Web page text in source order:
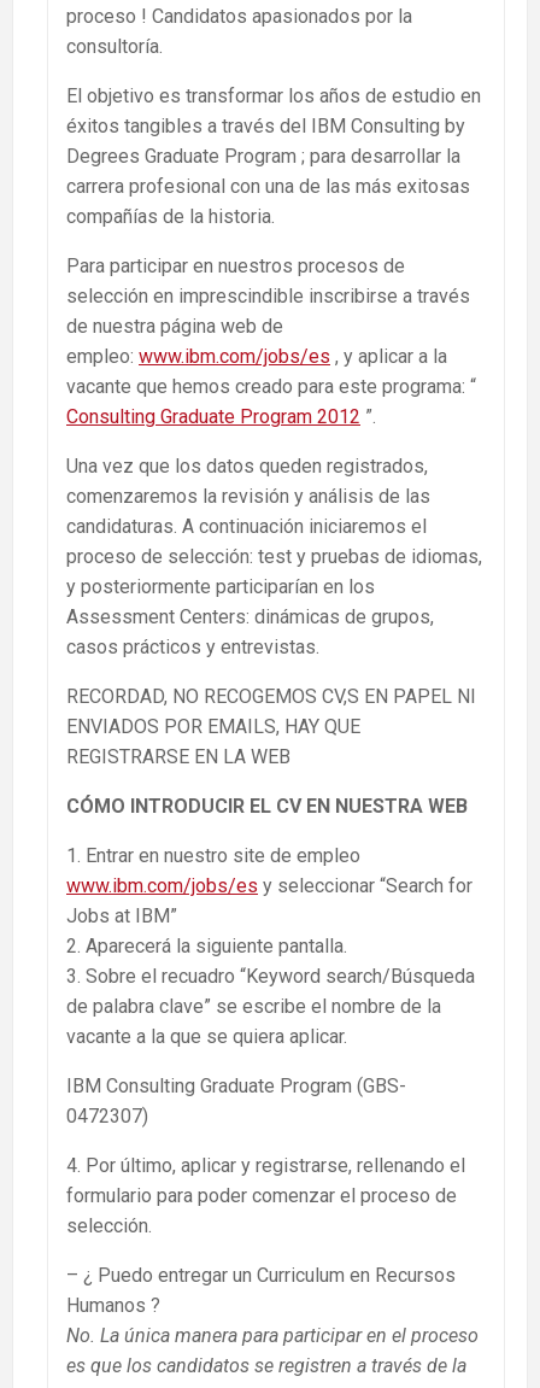
proceso ! Candidatos apasionados por la
consultoría.
El objetivo es transformar los años de estudio en
éxitos tangibles a través del IBM Consulting by
Degrees Graduate Program ; para desarrollar la
carrera profesional con una de las más exitosas
compañías de la historia.
Para participar en nuestros procesos de
selección en imprescindible inscribirse a través
de nuestra página web de
empleo: www.ibm.com/jobs/es , y aplicar a la
vacante que hemos creado para este programa: “
Consulting Graduate Program 2012 ”.
Una vez que los datos queden registrados,
comenzaremos la revisión y análisis de las
candidaturas. A continuación iniciaremos el
proceso de selección: test y pruebas de idiomas,
y posteriormente participarían en los
Assessment Centers: dinámicas de grupos,
casos prácticos y entrevistas.
RECORDAD, NO RECOGEMOS CV,S EN PAPEL NI
ENVIADOS POR EMAILS, HAY QUE
REGISTRARSE EN LA WEB
CÓMO INTRODUCIR EL CV EN NUESTRA WEB
1. Entrar en nuestro site de empleo
www.ibm.com/jobs/es y seleccionar “Search for
Jobs at IBM”
2. Aparecerá la siguiente pantalla.
3. Sobre el recuadro “Keyword search/Búsqueda
de palabra clave” se escribe el nombre de la
vacante a la que se quiera aplicar.
IBM Consulting Graduate Program (GBS-
0472307)
4. Por último, aplicar y registrarse, rellenando el
formulario para poder comenzar el proceso de
selección.
– ¿ Puedo entregar un Curriculum en Recursos
Humanos ?
No. La única manera para participar en el proceso
es que los candidatos se registren a través de la